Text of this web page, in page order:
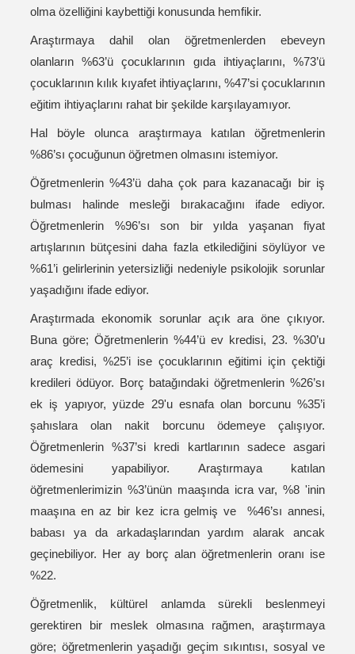
olma özelliğini kaybettiği konusunda hemfikir.
Araştırmaya dahil olan öğretmenlerden ebeveyn
olanların %63’ü çocuklarının gıda ihtiyaçlarını, %73’ü
çocuklarının kılık kıyafet ihtiyaçlarını, %47’si çocuklarının
eğitim ihtiyaçlarını rahat bir şekilde karşılayamıyor.
Hal böyle olunca araştırmaya katılan öğretmenlerin
%86’sı çocuğunun öğretmen olmasını istemiyor.
Öğretmenlerin %43’ü daha çok para kazanacağı bir iş
bulması halinde mesleği bırakacağını ifade ediyor.
Öğretmenlerin %96’sı son bir yılda yaşanan fiyat
artışlarının bütçesini daha fazla etkilediğini söylüyor ve
%61’i gelirlerinin yetersizliği nedeniyle psikolojik sorunlar
yaşadığını ifade ediyor.
Araştırmada ekonomik sorunlar açık ara öne çıkıyor.
Buna göre; Öğretmenlerin %44’ü ev kredisi, 23. %30’u
araç kredisi, %25’i ise çocuklarının eğitimi için çektiği
kredileri ödüyor. Borç batağındaki öğretmenlerin %26’sı
ek iş yapıyor, yüzde 29'u esnafa olan borcunu %35’i
şahıslara olan nakit borcunu ödemeye çalışıyor.
Öğretmenlerin %37’si kredi kartlarının sadece asgari
ödemesini yapabiliyor. Araştırmaya katılan
öğretmenlerimizin %3’ünün maaşında icra var, %8 'inin
maaşına en az bir kez icra gelmiş ve %46’sı annesi,
babası ya da arkadaşlarından yardım alarak ancak
geçinebiliyor. Her ay borç alan öğretmenlerin oranı ise
%22.
Öğretmenlik, kültürel anlamda sürekli beslenmeyi
gerektiren bir meslek olmasına rağmen, araştırmaya
göre; öğretmenlerin yaşadığı geçim sıkıntısı, sosyal ve